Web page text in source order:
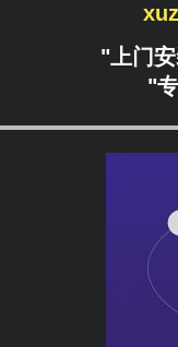
"上门
"